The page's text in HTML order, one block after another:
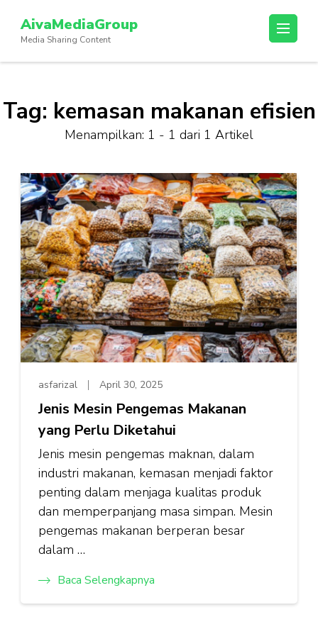
konten
(Tekan
AivaMediaGroup
Media Sharing Content
Tag: kemasan makanan efisien
Menampilkan: 1 - 1 dari 1 Artikel
asfarizal April 30, 2025
Jenis Mesin Pengemas Makanan
yang Perlu Diketahui
Jenis mesin pengemas maknan, dalam
industri makanan, kemasan menjadi faktor
penting dalam menjaga kualitas produk
dan memperpanjang masa simpan. Mesin
pengemas makanan berperan besar
dalam …
Baca Selengkapnya